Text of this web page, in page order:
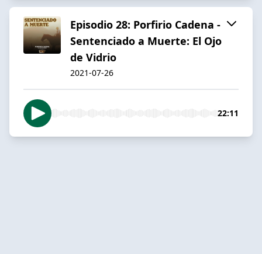
Episodio 28: Porfirio Cadena -
Sentenciado a Muerte: El Ojo
de Vidrio
2021-07-26
22:11